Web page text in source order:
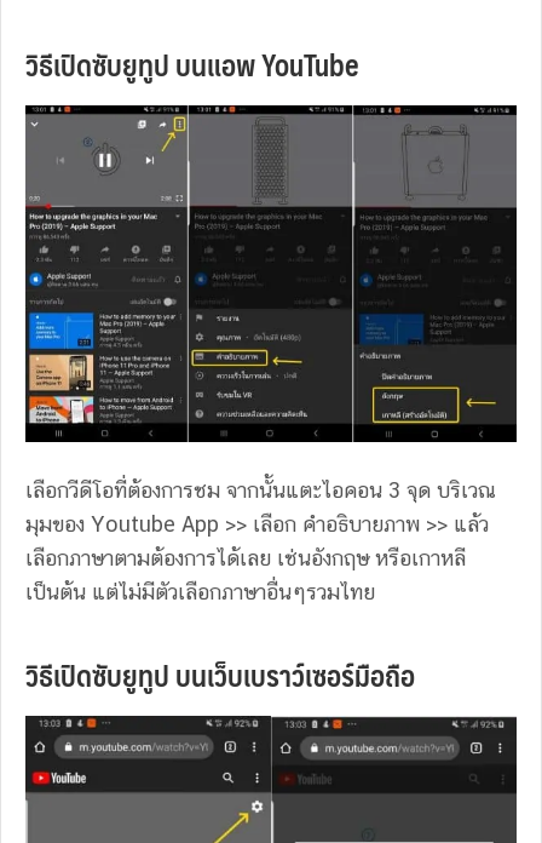
วิธีเปิดซับยูทูป บนแอพ YouTube
เลือกวีดีโอที่ต้องการชม จากนั้นแตะไอคอน 3 จุด บริเวณ
มุมของ Youtube App >> เลือก คำอธิบายภาพ >> แล้ว
เลือกภาษาตามต้องการได้เลย เช่นอังกฤษ หรือเกาหลี
เป็นต้น แต่ไม่มีตัวเลือกภาษาอื่นๆรวมไทย
วิธีเปิดซับยูทูป บนเว็บเบราว์เซอร์มือถือ